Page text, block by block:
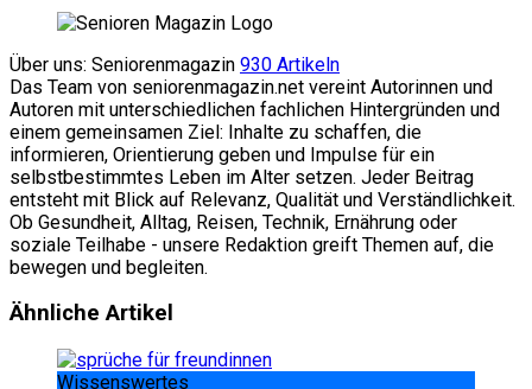
Über uns: Seniorenmagazin 930 Artikeln
Das Team von seniorenmagazin.net vereint Autorinnen und
Autoren mit unterschiedlichen fachlichen Hintergründen und
einem gemeinsamen Ziel: Inhalte zu schaffen, die
informieren, Orientierung geben und Impulse für ein
selbstbestimmtes Leben im Alter setzen. Jeder Beitrag
entsteht mit Blick auf Relevanz, Qualität und Verständlichkeit.
Ob Gesundheit, Alltag, Reisen, Technik, Ernährung oder
soziale Teilhabe - unsere Redaktion greift Themen auf, die
bewegen und begleiten.
Ähnliche Artikel
Wissenswertes